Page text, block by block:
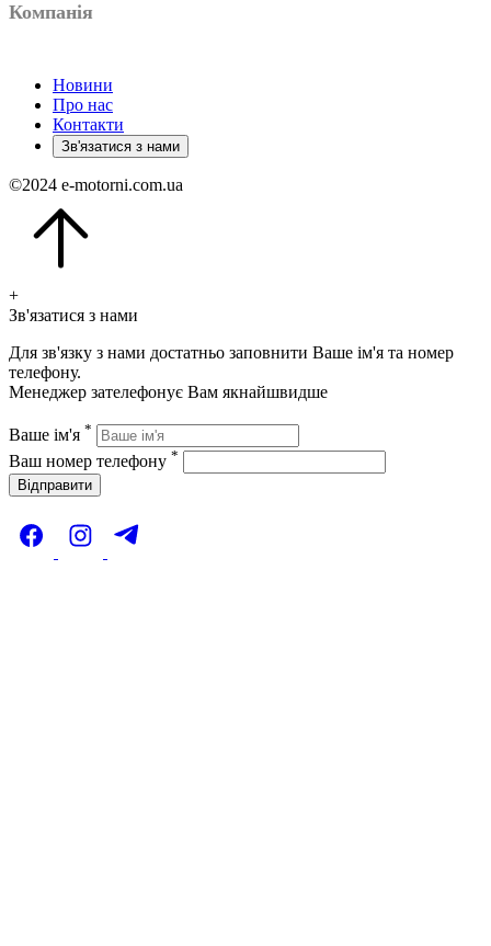
Компанія
Новини
Про нас
Контакти
Зв'язатися з нами
©2024 e-motorni.com.ua
+
Зв'язатися з нами
Для зв'язку з нами достатньо заповнити Ваше ім'я та номер
телефону.
Менеджер зателефонує Вам якнайшвидше
Ваше ім'я *
Ваш номер телефону *
Відправити